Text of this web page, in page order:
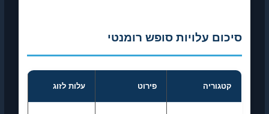
סיכום עלויות סופש רומנטי
קטגוריה פירוט עלות לזוג